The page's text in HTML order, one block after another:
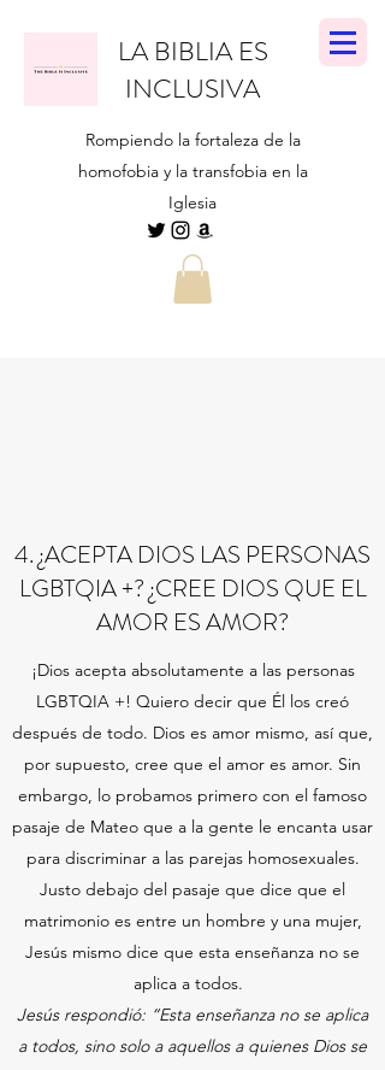
LA BIBLIA ES
INCLUSIVA
Rompiendo la fortaleza de la
homofobia y la transfobia en la
Iglesia
4. ¿ACEPTA DIOS LAS PERSONAS
LGBTQIA +? ¿CREE DIOS QUE EL
AMOR ES AMOR?
¡Dios acepta absolutamente a las personas
LGBTQIA +! Quiero decir que Él los creó
después de todo. Dios es amor mismo, así que,
por supuesto, cree que el amor es amor. Sin
embargo, lo probamos primero con el famoso
pasaje de Mateo que a la gente le encanta usar
para discriminar a las parejas homosexuales.
Justo debajo del pasaje que dice que el
matrimonio es entre un hombre y una mujer,
Jesús mismo dice que esta enseñanza no se
aplica a todos.
Jesús respondió: “Esta enseñanza no se aplica
a todos, sino solo a aquellos a quienes Dios se